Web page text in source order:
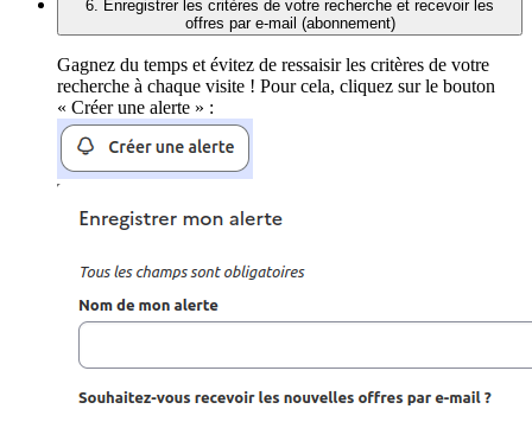
6. Enregistrer les critères de votre recherche et recevoir les
offres par e-mail (abonnement)
Gagnez du temps et évitez de ressaisir les critères de votre
recherche à chaque visite ! Pour cela, cliquez sur le bouton
« Créer une alerte » :